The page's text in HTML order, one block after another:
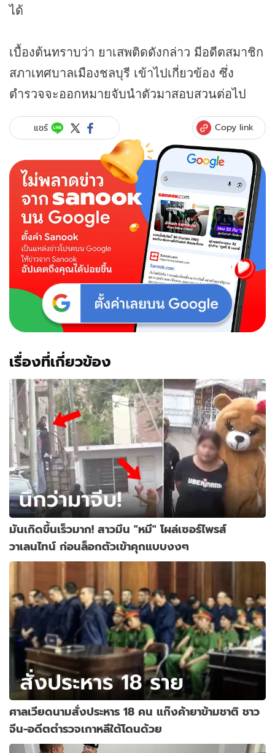
ได้
เบื้องต้นทราบว่า ยาเสพติดดังกล่าว มีอดีตสมาชิก
สภาเทศบาลเมืองชลบุรี เข้าไปเกี่ยวข้อง ซึ่ง
ตำรวจจะออกหมายจับนำตัวมาสอบสวนต่อไป
แชร์ Copy link
เรื่องที่เกี่ยวข้อง
มันเกิดขึ้นเร็วมาก! สาวมึน "หมี" โผล่เซอร์ไพรส์
วาเลนไทน์ ก่อนล็อกตัวเข้าคุกแบบงงๆ
ศาลเวียดนามสั่งประหาร 18 คน แก๊งค้ายาข้ามชาติ ชาว
จีน-อดีตตำรวจเกาหลีใต้โดนด้วย